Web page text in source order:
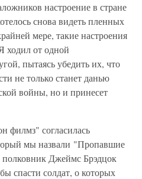
настроение в стране
снова видеть пленных
мере, такие настроения
ходил от одной
пытаясь убедить их, что
не только станет данью
войны, но и принесет
филмз" согласилась
мы назвали "Пропавшие
полковник Джеймс Брэдцок
спасти солдат, о которых